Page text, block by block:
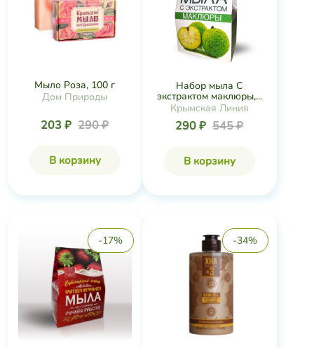
Мыло Роза, 100 г
Дом Природы
203 ₽ 290 ₽
В корзину
Набор мыла С
экстрактом маклюры,...
Крымская Линия
290 ₽ 545 ₽
В корзину
-17% -34%